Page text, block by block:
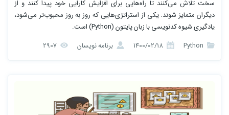
سخت تلاش می‌کنند تا راه‌هایی برای افزایش کارایی خود پیدا کنند و از
دیگران متمایز شوند. یکی از استراتژی‌هایی که روز به روز محبوب‌تر می‌شود،
یادگیری شیوه کدنویسی با زبان پایتون (Python) است.
برنامه نویسان